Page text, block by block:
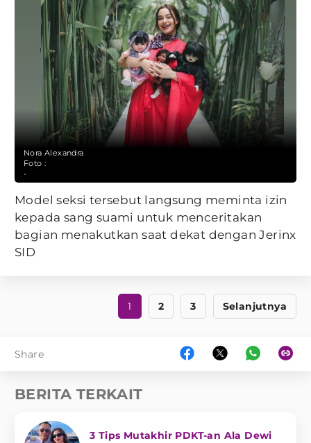
Nora Alexandra
Foto :
-
Model seksi tersebut langsung meminta izin
kepada sang suami untuk menceritakan
bagian menakutkan saat dekat dengan Jerinx
SID
1 2 3 Selanjutnya
Share
BERITA TERKAIT
3 Tips Mutakhir PDKT-an Ala Dewi